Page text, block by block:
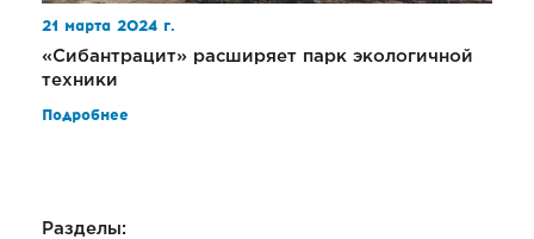
21 марта 2024 г.
«Сибантрацит» расширяет парк экологичной
техники
Подробнее
Разделы: